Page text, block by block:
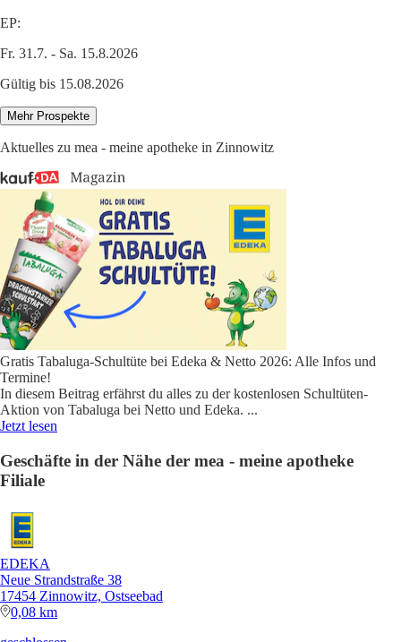
EP:
Fr. 31.7. - Sa. 15.8.2026
Gültig bis 15.08.2026
Mehr Prospekte
Aktuelles zu mea - meine apotheke in Zinnowitz
Gratis Tabaluga-Schultüte bei Edeka & Netto 2026: Alle Infos und
Termine!
In diesem Beitrag erfährst du alles zu der kostenlosen Schultüten-
Aktion von Tabaluga bei Netto und Edeka. ...
Jetzt lesen
Geschäfte in der Nähe der mea - meine apotheke
Filiale
EDEKA
Neue Strandstraße 38
17454 Zinnowitz, Ostseebad
0,08 km